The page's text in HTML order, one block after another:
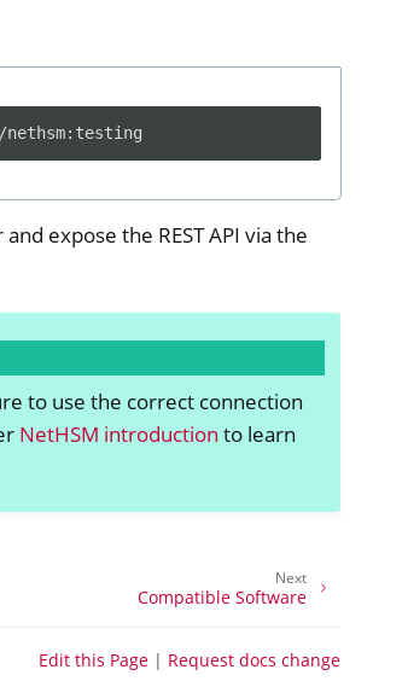
expose the REST API via the
to use the correct connection
NetHSM introduction to learn
Next
Compatible Software
Edit this Page | Request docs change